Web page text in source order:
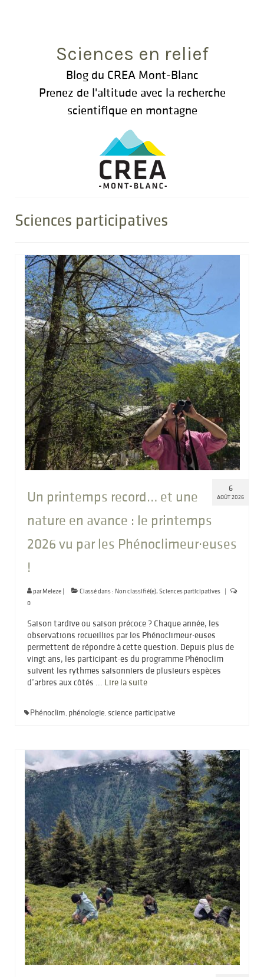
Sciences en relief
Blog du CREA Mont-Blanc
Prenez de l'altitude avec la recherche
scientifique en montagne
Sciences participatives
6
AOÛT 2026
Un printemps record… et une
nature en avance : le printemps
2026 vu par les Phénoclimeur·euses
!
parMeleze | Classé dans : Non classifié(e), Sciences participatives |
0
Saison tardive ou saison précoce ? Chaque année, les
observations recueillies par les Phénoclimeur·euses
permettent de répondre à cette question. Depuis plus de
vingt ans, les participant·es du programme Phénoclim
suivent les rythmes saisonniers de plusieurs espèces
d’arbres aux côtés … Lire la suite­­
Phénoclim, phénologie, science participative